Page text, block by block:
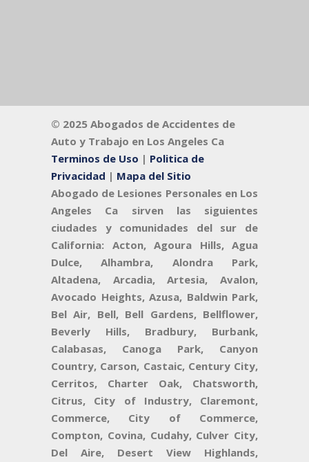
© 2025 Abogados de Accidentes de
Auto y Trabajo en Los Angeles Ca
Terminos de Uso | Politica de
Privacidad | Mapa del Sitio
Abogado de Lesiones Personales en Los
Angeles Ca sirven las siguientes
ciudades y comunidades del sur de
California: Acton, Agoura Hills, Agua
Dulce, Alhambra, Alondra Park,
Altadena, Arcadia, Artesia, Avalon,
Avocado Heights, Azusa, Baldwin Park,
Bel Air, Bell, Bell Gardens, Bellflower,
Beverly Hills, Bradbury, Burbank,
Calabasas, Canoga Park, Canyon
Country, Carson, Castaic, Century City,
Cerritos, Charter Oak, Chatsworth,
Citrus, City of Industry, Claremont,
Commerce, City of Commerce,
Compton, Covina, Cudahy, Culver City,
Del Aire, Desert View Highlands,